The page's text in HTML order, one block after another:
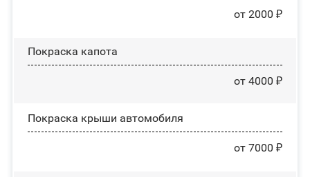
от 2000 ₽
Покраска капота
от 4000 ₽
Покраска крыши автомобиля
от 7000 ₽